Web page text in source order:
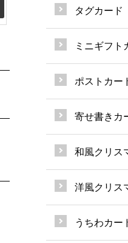
タグカード
ミニギフト
ポストカー
寄せ書きカ
和風クリス
洋風クリス
うちわカー